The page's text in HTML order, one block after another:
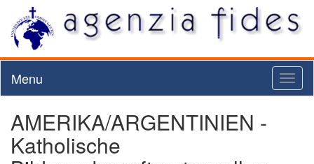
Menu
AMERIKA/ARGENTINIEN -
Katholische